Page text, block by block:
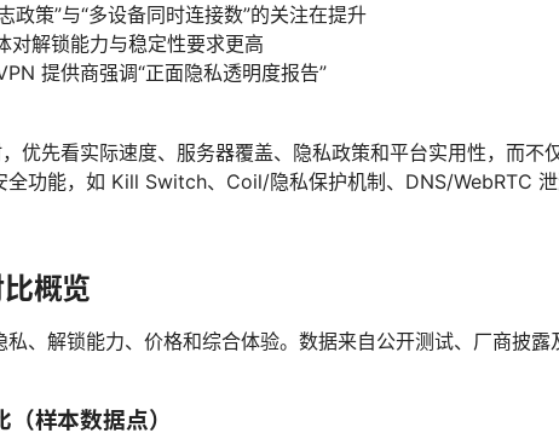
政策”与“多设备同时连接数”的关注在提升
对解锁能力与稳定性要求更高
提供商强调“正面隐私透明度报告”
优先看实际速度、服务器覆盖、隐私政策和平台实用性，而不
全功能，如 Kill Switch、Coil/隐私保护机制、DNS/WebRTC
概览
私、解锁能力、价格和综合体验。数据来自公开测试、厂商披
样本数据点）